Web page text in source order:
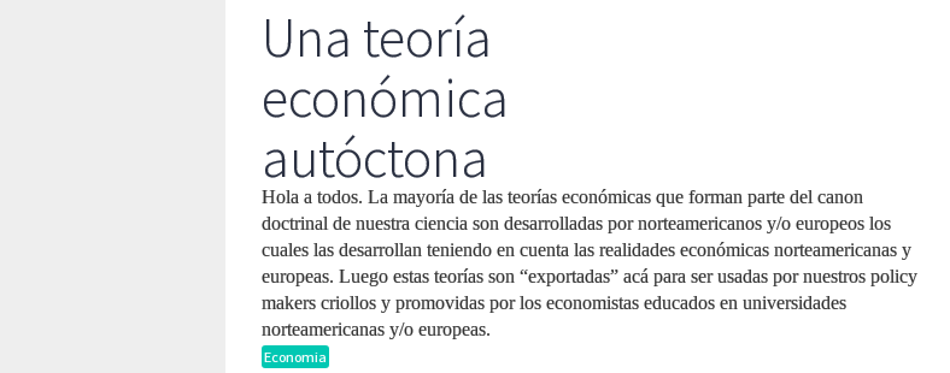
Una teoría
económica
autóctona
Hola a todos. La mayoría de las teorías económicas que forman parte del canon
doctrinal de nuestra ciencia son desarrolladas por norteamericanos y/o europeos los
cuales las desarrollan teniendo en cuenta las realidades económicas norteamericanas y
europeas. Luego estas teorías son “exportadas” acá para ser usadas por nuestros policy
makers criollos y promovidas por los economistas educados en universidades
norteamericanas y/o europeas.
Economia